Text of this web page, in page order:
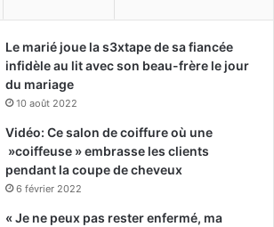
Le marié joue la s3xtape de sa fiancée
infidèle au lit avec son beau-frère le jour
du mariage
10 août 2022
Vidéo: Ce salon de coiffure où une
»coiffeuse » embrasse les clients
pendant la coupe de cheveux
6 février 2022
« Je ne peux pas rester enfermé, ma